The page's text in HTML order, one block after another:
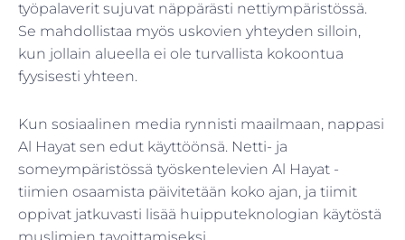
työpalaverit sujuvat näppärästi nettiympäristössä.
Se mahdollistaa myös uskovien yhteyden silloin,
kun jollain alueella ei ole turvallista kokoontua
fyysisesti yhteen.
Kun sosiaalinen media rynnisti maailmaan, nappasi
Al Hayat sen edut käyttöönsä. Netti- ja
someympäristössä työskentelevien Al Hayat -
tiimien osaamista päivitetään koko ajan, ja tiimit
oppivat jatkuvasti lisää huipputeknologian käytöstä
muslimien tavoittamiseksi.